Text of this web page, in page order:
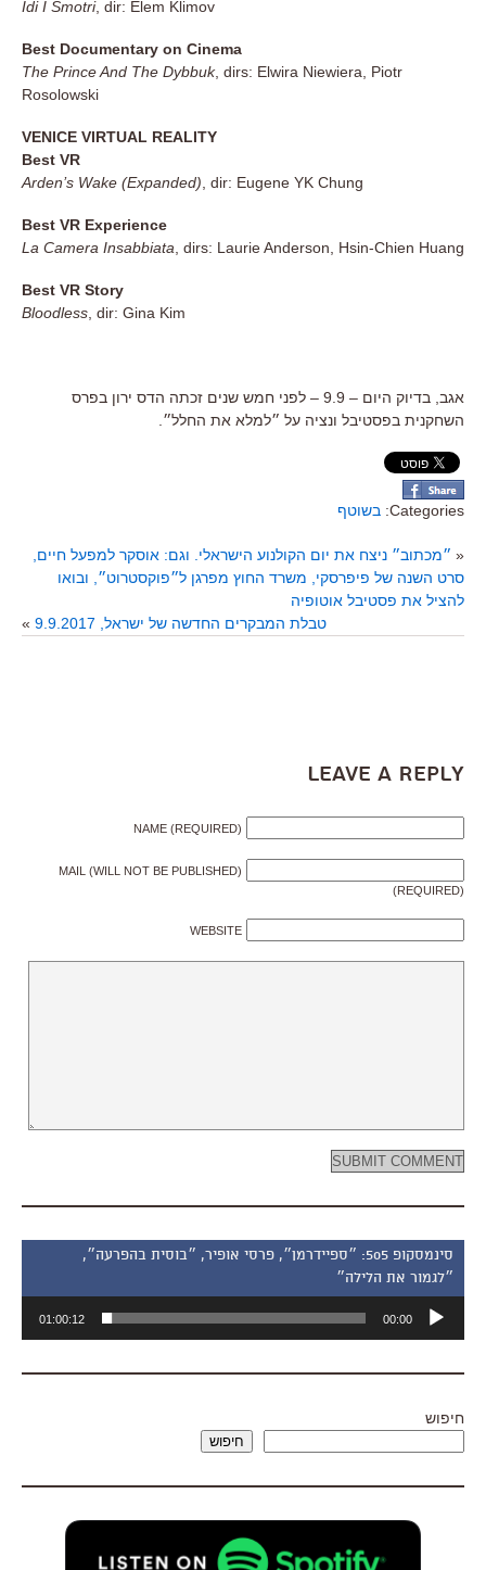
Idi I Smotri, dir: Elem Klimov
Best Documentary on Cinema
The Prince And The Dybbuk, dirs: Elwira Niewiera, Piotr
Rosolowski
VENICE VIRTUAL REALITY
Best VR
Arden’s Wake (Expanded) , dir: Eugene YK Chung
Best VR Experience
La Camera Insabbiata , dirs: Laurie Anderson, Hsin-Chien Huang
Best VR Story
Bloodless , dir: Gina Kim
אגב, בדיוק היום – 9.9 – לפני חמש שנים זכתה הדס ירון בפרס
השחקנית בפסטיבל ונציה על ״למלא את החלל״.
Categories: בשוטף
« ״מכתוב״ ניצח את יום הקולנוע הישראלי. וגם: אוסקר למפעל חיים,
סרט השנה של פיפרסקי, משרד החוץ מפרגן ל״פוקסטרוט״, ובואו
להציל את פסטיבל אוטופיה
טבלת המבקרים החדשה של ישראל, 9.9.2017
»
Leave a Reply
NAME (REQUIRED)
MAIL (WILL NOT BE PUBLISHED)
(REQUIRED)
WEBSITE
סינמסקופ 505: ״ספיידרמן״, פרסי אופיר, ״בוסית בהפרעה״,
״לגמור את הלילה״
אודיו
00:00
01:00:12
חיפוש
חיפוש